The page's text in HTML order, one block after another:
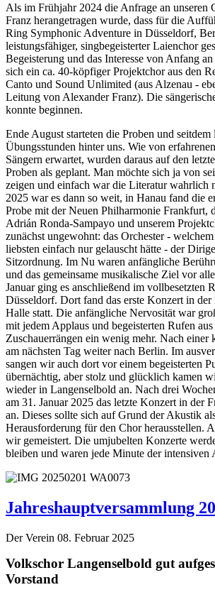
Als im Frühjahr 2024 die Anfrage an unseren
Franz herangetragen wurde, dass für die
Ring Symphonic Adventure in Düsseldorf,
leistungsfähiger, singbegeisterter Laienchor
Begeisterung und das Interesse von Anfang
sich ein ca. 40-köpfiger Projektchor aus den
Canto und Sound Unlimited (aus Alzenau -
Leitung von Alexander Franz). Die
konnte beginnen.
Ende August starteten die Proben und seitdem
Übungsstunden hinter uns. Wie von
Sängern erwartet, wurden daraus auf den
Proben als geplant. Man möchte sich ja von
zeigen und einfach war die Literatur wahrlich
2025 war es dann so weit, in Hanau fand die
Probe mit der Neuen Philharmonie Frankfurt,
Adrián Ronda-Sampayo und unserem
zunächst ungewohnt: das Orchester -
liebsten einfach nur gelauscht hätte - der
Sitzordnung. Im Nu waren anfängliche
und das gemeinsame musikalische Ziel vor
Januar ging es anschließend im vollbesetzten
Düsseldorf. Dort fand das erste Konzert in
Halle statt. Die anfängliche Nervosität war
mit jedem Applaus und begeisterten Rufen aus
Zuschauerrängen ein wenig mehr. Nach einer
am nächsten Tag weiter nach Berlin. Im
sangen wir auch dort vor einem begeisterten
übernächtig, aber stolz und glücklich kamen
wieder in Langenselbold an. Nach drei
am 31. Januar 2025 das letzte Konzert in der
an. Dieses sollte sich auf Grund der Akustik
Herausforderung für den Chor herausstellen.
wir gemeistert. Die umjubelten Konzerte
bleiben und waren jede Minute der intensiven
Jahreshauptversammlung
Der Verein 08. Februar 2025
Volkschor Langenselbold gut
Vorstand